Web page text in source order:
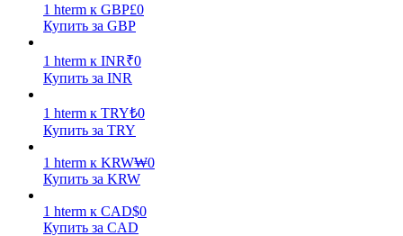
Силовая свинья
Получайте конкурентные награды ежедневно
1 hterm к GBP£0
Купить за GBP
1 hterm к INR₹0
Купить за INR
1 hterm к TRY₺0
Купить за TRY
1 hterm к KRW₩0
Купить за KRW
1 hterm к CAD$0
Купить за CAD